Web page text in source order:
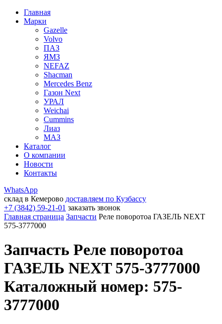
Главная
Марки
Gazelle
Volvo
ПАЗ
ЯМЗ
NEFAZ
Shacman
Mercedes Benz
Газон Next
УРАЛ
Weichai
Cummins
Лиаз
МАЗ
Каталог
О компании
Новости
Контакты
WhatsApp
склад в Кемерово доставляем по Кузбассу
+7 (3842) 59-21-01 заказать звонок
Главная страница Запчасти Реле поворотоа ГАЗЕЛЬ NEXT
575-3777000
Запчасть Реле поворотоа
ГАЗЕЛЬ NEXT 575-3777000
Каталожный номер: 575-
3777000